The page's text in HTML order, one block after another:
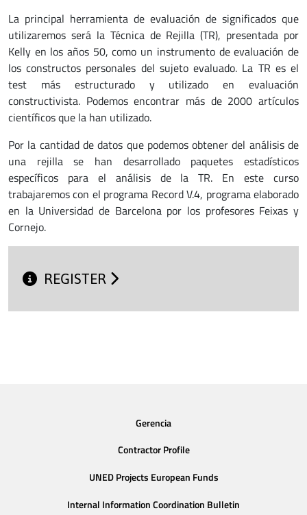
La principal herramienta de evaluación de significados que
utilizaremos será la Técnica de Rejilla (TR), presentada por
Kelly en los años 50, como un instrumento de evaluación de
los constructos personales del sujeto evaluado. La TR es el
test más estructurado y utilizado en evaluación
constructivista. Podemos encontrar más de 2000 artículos
científicos que la han utilizado.
Por la cantidad de datos que podemos obtener del análisis de
una rejilla se han desarrollado paquetes estadísticos
específicos para el análisis de la TR. En este curso
trabajaremos con el programa Record V.4, programa elaborado
en la Universidad de Barcelona por los profesores Feixas y
Cornejo.
REGISTER
Gerencia
Contractor Profile
UNED Projects European Funds
Internal Information Coordination Bulletin